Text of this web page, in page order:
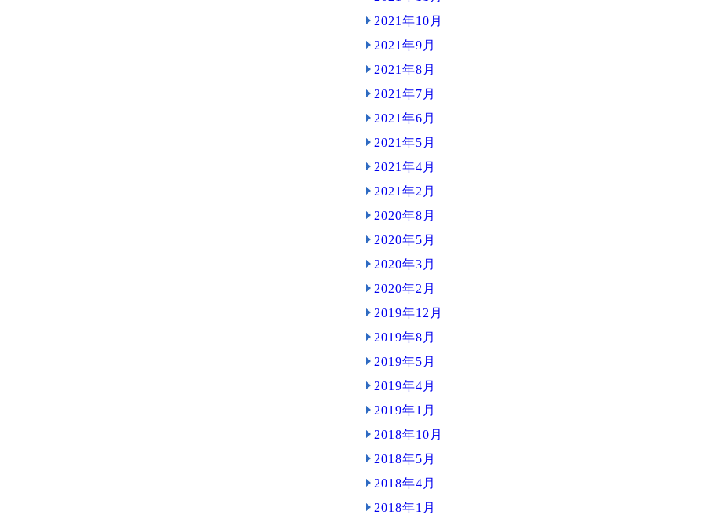
2021年10月
2021年9月
2021年8月
2021年7月
2021年6月
2021年5月
2021年4月
2021年2月
2020年8月
2020年5月
2020年3月
2020年2月
2019年12月
2019年8月
2019年5月
2019年4月
2019年1月
2018年10月
2018年5月
2018年4月
2018年1月